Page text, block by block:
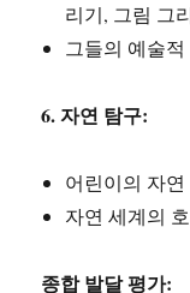
리기, 그림 그
그들의 예술
6. 자연 탐구:
어린이의 자
자연 세계의
종합 발달 평가: